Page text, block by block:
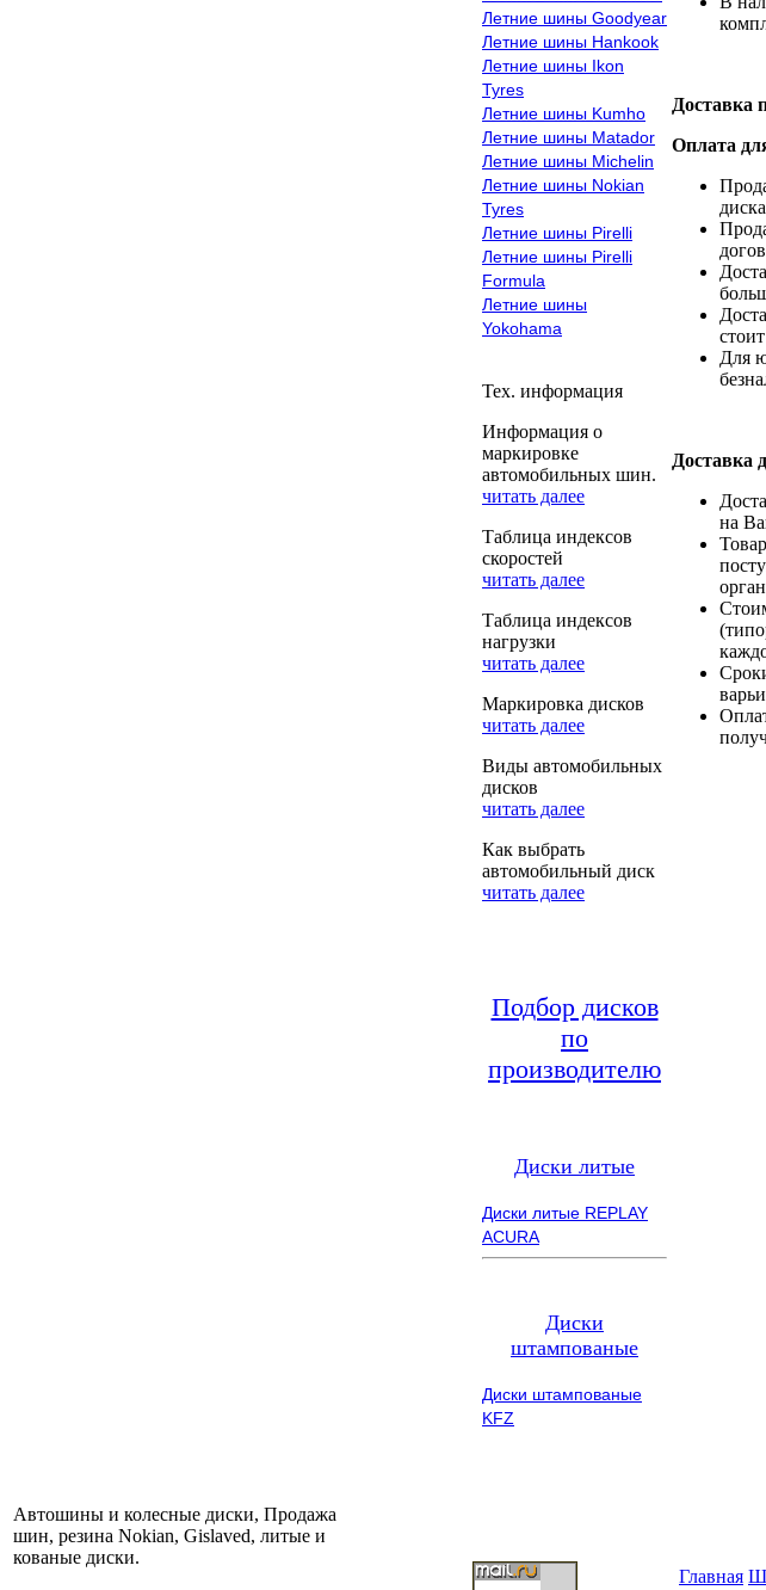
Летние шины Goodyear
Летние шины Hankook
Летние шины Ikon
Tyres
Летние шины Kumho
Летние шины Matador
Летние шины Michelin
Летние шины Nokian
Tyres
Летние шины Pirelli
Летние шины Pirelli
Formula
Летние шины
Yokohama
Тех. информация
Информация о
маркировке
автомобильных шин.
читать далее
Таблица индексов
скоростей
читать далее
Таблица индексов
нагрузки
читать далее
Маркировка дисков
читать далее
Виды автомобильных
дисков
читать далее
Как выбрать
автомобильный диск
читать далее
Подбор дисков
по
производителю
Диски литые
Диски литые REPLAY
ACURA
Диски
штампованые
Диски штампованые
KFZ
Доставка
Оплата
Для
Доставка
на
Автошины и колесные диски, Продажа
шин, резина Nokian, Gislaved, литые и
кованые диски.
Главная